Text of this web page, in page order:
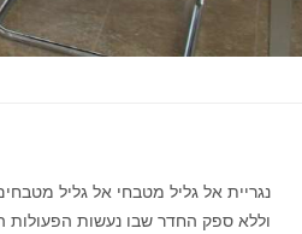
נגריית אל גליל מטבחי אל גליל
וללא ספק החדר שבו נעשות הפעולות